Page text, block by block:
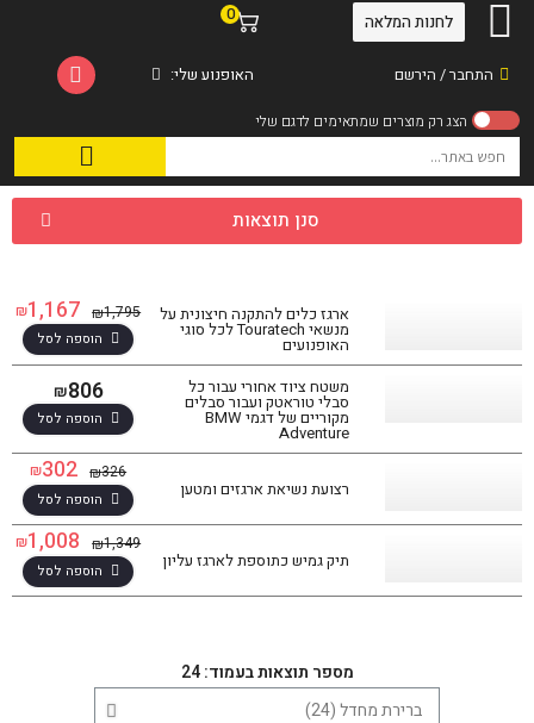
התחבר / הירשם
0
האופנוע שלי:
לחנות המלאה
סנן תוצאות
ארגז כלים להתקנה חיצונית על
מנשאי Touratech לכל סוגי
האופנועים
₪1,795
₪1,167
הוספה לסל
משטח ציוד אחורי עבור כל
סבלי טוראטק ועבור סבלים
מקוריים של דגמי BMW
Adventure
₪806
הוספה לסל
רצועת נשיאת ארגזים ומטען
₪326
₪302
הוספה לסל
תיק גמיש כתוספת לארגז עליון
₪1,349
₪1,008
הוספה לסל
מספר תוצאות בעמוד: 24